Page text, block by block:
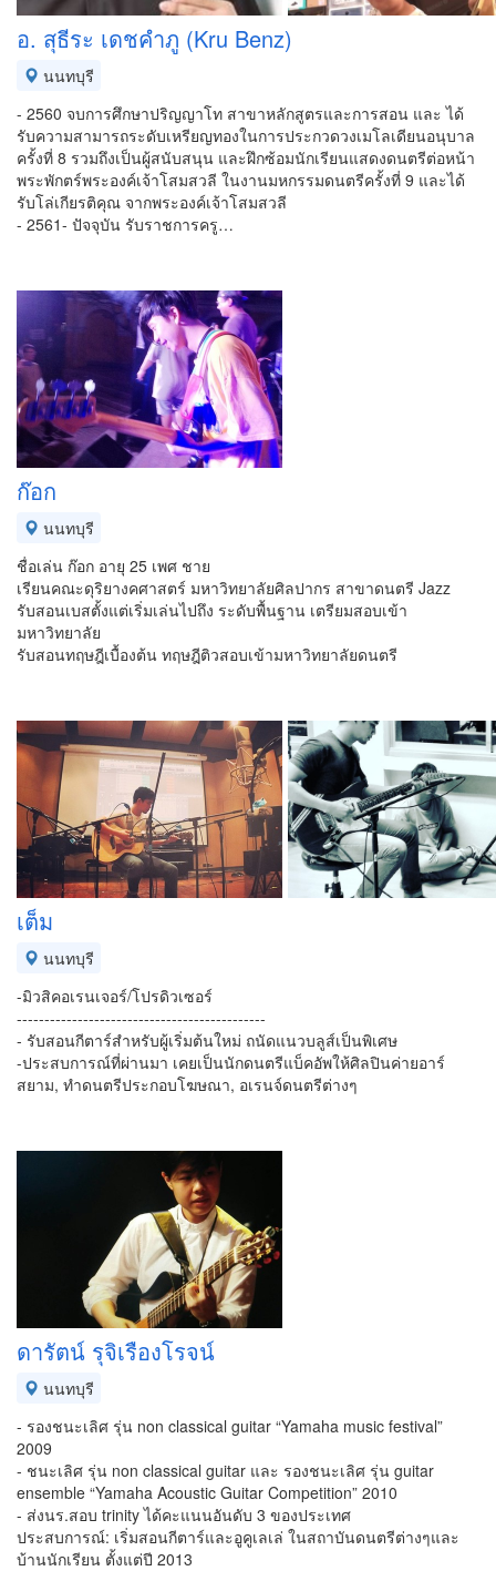
อ. สุธีระ เดชคำภู (Kru Benz)
นนทบุรี
- 2560 จบการศึกษาปริญญาโท สาขาหลักสูตรและการสอน และ ได้
รับความสามารถระดับเหรียญทองในการประกวดวงเมโลเดียนอนุบาล
ครั้งที่ 8 รวมถึงเป็นผู้สนับสนุน และฝึกซ้อมนักเรียนแสดงดนตรีต่อหน้า
พระพักตร์พระองค์เจ้าโสมสวลี ในงานมหกรรมดนตรีครั้งที่ 9 และได้
รับโล่เกียรติคุณ จากพระองค์เจ้าโสมสวลี
- 2561- ปัจจุบัน รับราชการครู…
ก๊อก
นนทบุรี
ชื่อเล่น ก๊อก อายุ 25 เพศ ชาย
เรียนคณะดุริยางคศาสตร์ มหาวิทยาลัยศิลปากร สาขาดนตรี Jazz
รับสอนเบสตั้งแต่เริ่มเล่นไปถึง ระดับพื้นฐาน เตรียมสอบเข้า
มหาวิทยาลัย
รับสอนทฤษฎีเบื้องต้น ทฤษฎีติวสอบเข้ามหาวิทยาลัยดนตรี
เต็ม
นนทบุรี
-มิวสิคอเรนเจอร์/โปรดิวเซอร์
---------------------------------------------
- รับสอนกีตาร์สำหรับผู้เริ่มต้นใหม่ ถนัดแนวบลูส์เป็นพิเศษ
-ประสบการณ์ที่ผ่านมา เคยเป็นนักดนตรีแบ็คอัพให้ศิลปินค่ายอาร์
สยาม, ทำดนตรีประกอบโฆษณา, อเรนจ์ดนตรีต่างๆ
ดารัตน์ รุจิเรืองโรจน์
นนทบุรี
- รองชนะเลิศ รุ่น non classical guitar “Yamaha music festival”
2009
- ชนะเลิศ รุ่น non classical guitar และ รองชนะเลิศ รุ่น guitar
ensemble “Yamaha Acoustic Guitar Competition” 2010
- ส่งนร.สอบ trinity ได้คะแนนอันดับ 3 ของประเทศ
ประสบการณ์: เริ่มสอนกีตาร์และอูคูเลเล่ ในสถาบันดนตรีต่างๆและ
บ้านนักเรียน ตั้งแต่ปี 2013